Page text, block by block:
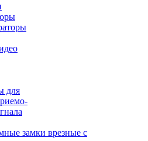
для
замки врезные с